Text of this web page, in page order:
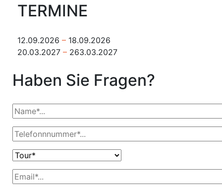
TERMINE
12.09.2026 – 18.09.2026
20.03.2027 – 263.03.2027
Haben Sie Fragen?